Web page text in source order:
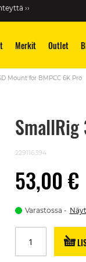
››
Merkit Outlet
Mount for BMPCC 6K Pro
SmallRig
229116394
53,00 €
Varastossa